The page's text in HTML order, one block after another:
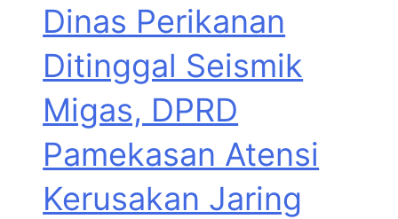
Dinas Perikanan
Ditinggal Seismik
Migas, DPRD
Pamekasan Atensi
Kerusakan Jaring